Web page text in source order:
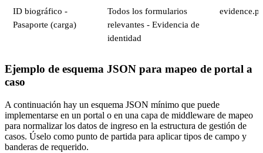
ID biográfico -
Pasaporte (carga)
Todos los formularios
relevantes - Evidencia de
identidad
Ejemplo de esquema JSON para mapeo de portal a
caso
A continuación hay un esquema JSON mínimo que puede
implementarse en un portal o en una capa de middleware de mapeo
para normalizar los datos de ingreso en la estructura de gestión de
casos. Úselo como punto de partida para aplicar tipos de campo y
banderas de requerido.